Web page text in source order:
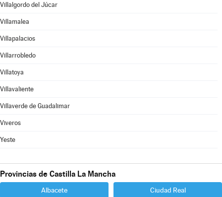
Villalgordo del Júcar
Villamalea
Villapalacios
Villarrobledo
Villatoya
Villavaliente
Villaverde de Guadalimar
Viveros
Yeste
Provincias de Castilla La Mancha
Albacete Ciudad Real